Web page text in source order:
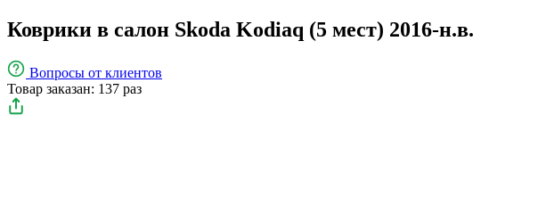
Коврики в салон Skoda Kodiaq (5 мест) 2016-н.в.
Вопросы от клиентов
Товар заказан: 137 раз